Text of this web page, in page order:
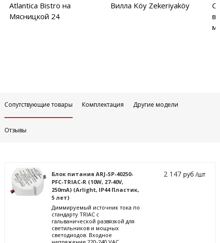
Atlantica Bistro на
Мясницкой 24
Вилла Köy Zekeriyaköy
Сопутствующие товары Комплектация Другие модели
Отзывы
Блок питания ARJ-SP-40250-
PFC-TRIAC-R (10W, 27-40V,
250mA) (Arlight, IP44 Пластик,
5 лет)
Диммируемый источник тока по
стандарту TRIAC с
гальванической развязкой для
светильников и мощных
светодиодов. Входное
2 147руб /шт